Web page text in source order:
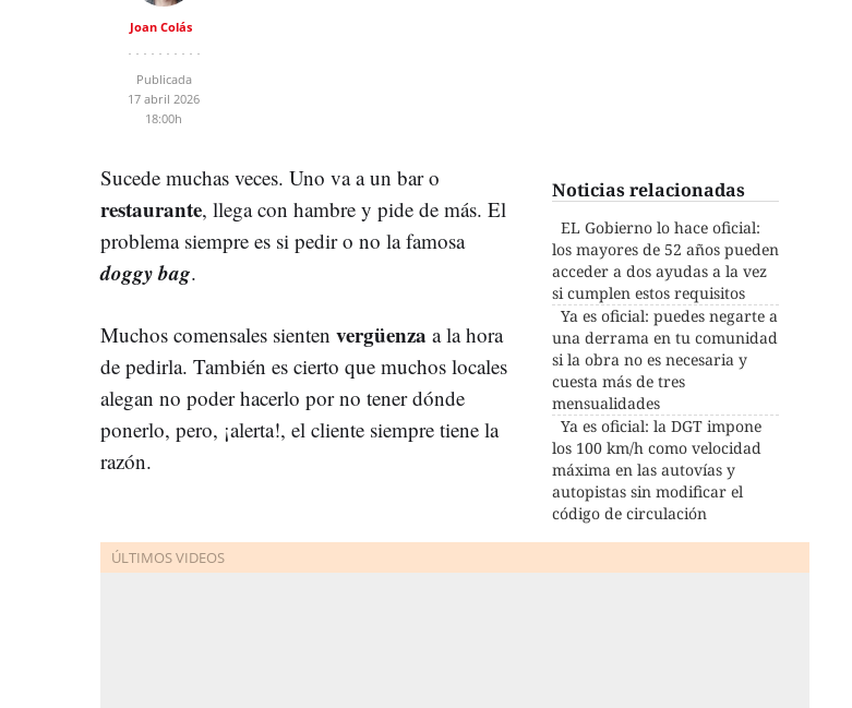
Joan Colás
Publicada
17 abril 2026
18:00h
Noticias relacionadas
EL Gobierno lo hace oficial:
los mayores de 52 años pueden
acceder a dos ayudas a la vez
si cumplen estos requisitos
Ya es oficial: puedes negarte a
una derrama en tu comunidad
si la obra no es necesaria y
cuesta más de tres
mensualidades
Ya es oficial: la DGT impone
los 100 km/h como velocidad
máxima en las autovías y
autopistas sin modificar el
código de circulación
Sucede muchas veces. Uno va a un bar o
restaurante, llega con hambre y pide de más. El
problema siempre es si pedir o no la famosa
doggy bag.
Muchos comensales sienten vergüenza a la hora
de pedirla. También es cierto que muchos locales
alegan no poder hacerlo por no tener dónde
ponerlo, pero, ¡alerta!, el cliente siempre tiene la
razón.